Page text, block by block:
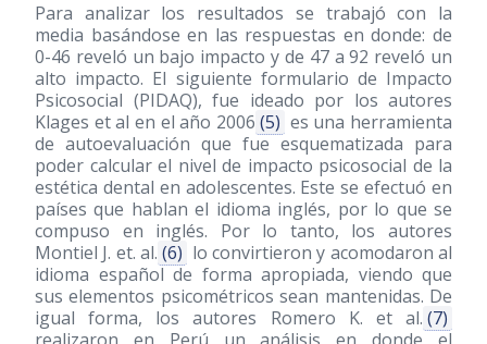
Para analizar los resultados se trabajó con la
media basándose en las respuestas en donde: de
0-46 reveló un bajo impacto y de 47 a 92 reveló un
alto impacto. El siguiente formulario de Impacto
Psicosocial (PIDAQ), fue ideado por los autores
Klages et al en el año 2006 (5) es una herramienta
de autoevaluación que fue esquematizada para
poder calcular el nivel de impacto psicosocial de la
estética dental en adolescentes. Este se efectuó en
países que hablan el idioma inglés, por lo que se
compuso en inglés. Por lo tanto, los autores
Montiel J. et. al. (6) lo convirtieron y acomodaron al
idioma español de forma apropiada, viendo que
sus elementos psicométricos sean mantenidas. De
igual forma, los autores Romero K. et al. (7)